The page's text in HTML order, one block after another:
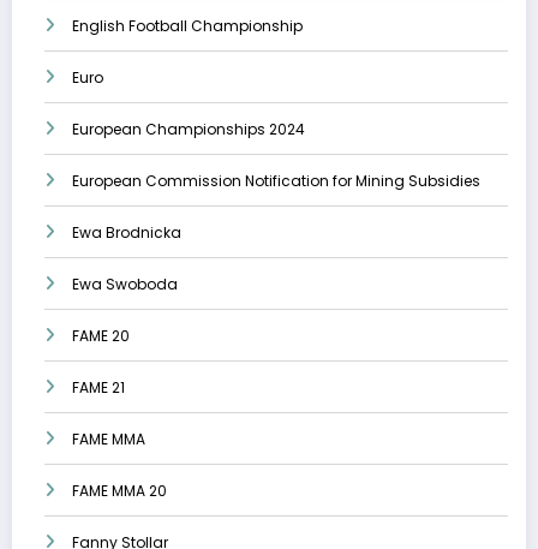
English Football Championship
Euro
European Championships 2024
European Commission Notification for Mining Subsidies
Ewa Brodnicka
Ewa Swoboda
FAME 20
FAME 21
FAME MMA
FAME MMA 20
Fanny Stollar